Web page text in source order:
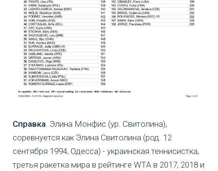
Справка . Элина Монфис (ур. Свитолина),
соревнуется как Элина Свитолина (род. 12
сентября 1994, Одесса) - украинская теннисистка,
третья ракетка мира в рейтинге WTA в 2017, 2018 и